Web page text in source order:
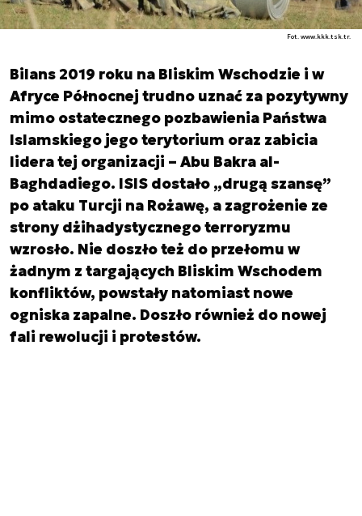
Fot. www.kkk.tsk.tr.
Bilans 2019 roku na Bliskim Wschodzie i w
Afryce Północnej trudno uznać za pozytywny
mimo ostatecznego pozbawienia Państwa
Islamskiego jego terytorium oraz zabicia
lidera tej organizacji – Abu Bakra al-
Baghdadiego. ISIS dostało „drugą szansę”
po ataku Turcji na Rożawę, a zagrożenie ze
strony dżihadystycznego terroryzmu
wzrosło. Nie doszło też do przełomu w
żadnym z targających Bliskim Wschodem
konfliktów, powstały natomiast nowe
ogniska zapalne. Doszło również do nowej
fali rewolucji i protestów.